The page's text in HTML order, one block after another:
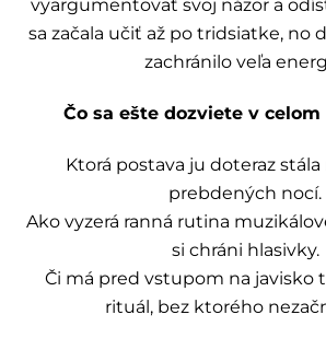
vyargumentovať svoj názor a
sa začala učiť až po tridsiatke, no
zachránilo veľa
Čo sa ešte dozviete v celom
Ktorá postava ju doteraz stála
prebdených nocí.
Ako vyzerá ranná rutina
si chráni hlasivky.
Či má pred vstupom na javisko
rituál, bez ktorého